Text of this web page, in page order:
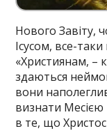
Нового Завіту,
Ісусом, все-
«Християнам, –
здаються
вони
визнати Месією
в те, що